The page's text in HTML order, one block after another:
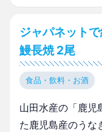
ジャパネット
鰻長焼 2尾
食品・飲料・お酒
山田水産の「鹿児
た鹿児島産のうな